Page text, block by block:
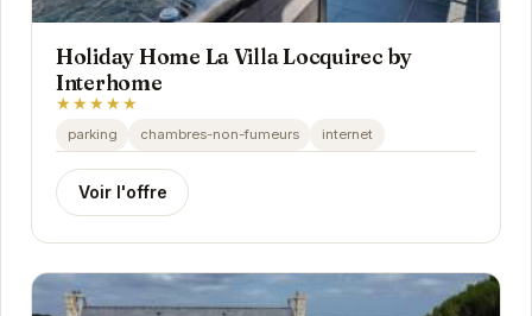
Holiday Home La Villa Locquirec by
Interhome
★★★★★
parking chambres-non-fumeurs internet
Voir l'offre